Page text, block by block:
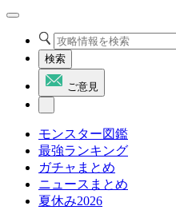
検索
ご意見
モンスター図鑑
最強ランキング
ガチャまとめ
ニュースまとめ
夏休み2026